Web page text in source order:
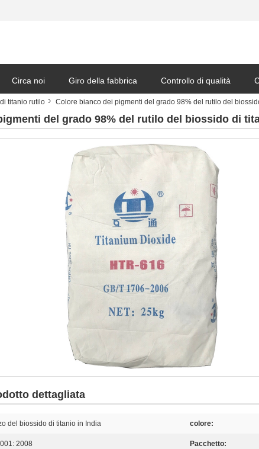
Circa noi Giro della fabbrica Controllo di qualità
titanio rutilo Colore bianco dei pigmenti del grado 98% del rutilo del
del grado 98% del rutilo del biossido di
dettagliata
del biossido di titanio in India colore:
2008 Pacchetto: